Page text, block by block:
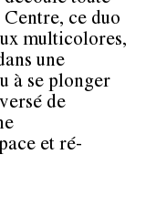
ce duo
multicolores,
une
à se plonger
de
et ré-